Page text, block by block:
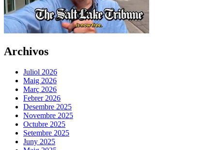
Archivos
Juliol 2026
Maig 2026
Març 2026
Febrer 2026
Desembre 2025
Novembre 2025
Octubre 2025
Setembre 2025
Juny 2025